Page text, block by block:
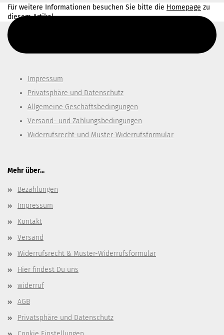
Für weitere Informationen besuchen Sie bitte die Homepage zu
diesem Artikel.
Impressum
Privatsphäre und Datenschutz
Allgemeine Geschäftsbedingungen
Versand- und Zahlungsbedingungen
Widerrufsrecht-und Muster-Widerrufsformular
Mehr über...
Bezahlungen
Impressum
Kontakt
Versand
Widerrufsrecht & Muster-Widerrufsformular
Hier findest Du uns
widerruf
AGB
Privatsphäre und Datenschutz